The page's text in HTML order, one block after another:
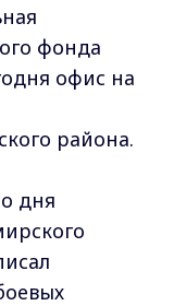
фонда
офис на
района.
дня